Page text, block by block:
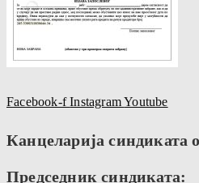
Facebook-f InstagramYoutube
Канцеларија синдиката
Председник синдиката: